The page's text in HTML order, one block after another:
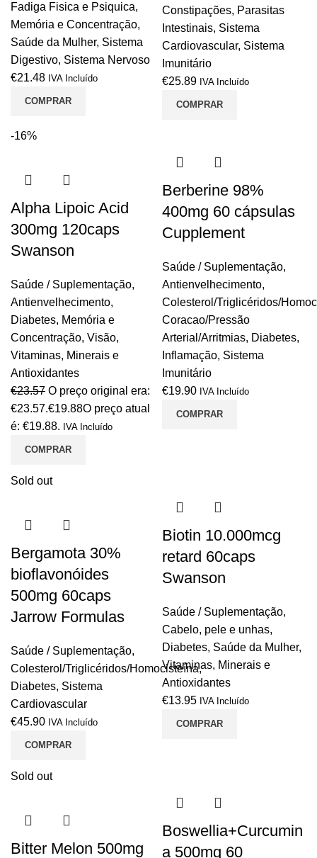
Fadiga Fisica e Psiquica,
Memória e Concentração,
Saúde da Mulher, Sistema
Digestivo, Sistema Nervoso
€21.48 IVA Incluído
COMPRAR
Constipações, Parasitas
Intestinais, Sistema
Cardiovascular, Sistema
Imunitário
€25.89 IVA Incluído
COMPRAR
-16%
Alpha Lipoic Acid
300mg 120caps
Swanson
Saúde / Suplementação,
Antienvelhecimento,
Diabetes, Memória e
Concentração, Visão,
Vitaminas, Minerais e
Antioxidantes
€23.57 O preço original era:
€23.57.€19.88O preço atual
é: €19.88. IVA Incluído
COMPRAR
Berberine 98%
400mg 60 cápsulas
Cupplement
Saúde / Suplementação,
Antienvelhecimento,
Colesterol/Triglicéridos/
Coracao/Pressão
Arterial/Arritmias, Diabetes,
Inflamação, Sistema
Imunitário
€19.90 IVA Incluído
COMPRAR
Sold out
Bergamota 30%
bioflavonóides
500mg 60caps
Jarrow Formulas
Saúde / Suplementação,
Colesterol/Triglicéridos/Homocisteína,
Diabetes, Sistema
Cardiovascular
€45.90 IVA Incluído
COMPRAR
Biotin 10.000mcg
retard 60caps
Swanson
Saúde / Suplementação,
Cabelo, pele e unhas,
Diabetes, Saúde da Mulher,
Vitaminas, Minerais e
Antioxidantes
€13.95 IVA Incluído
COMPRAR
Sold out
Bitter Melon 500mg
Boswellia+Curcumin
a 500mg 60